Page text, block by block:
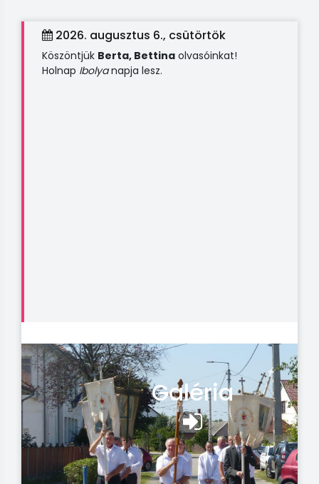
2026. augusztus 6., csütörtök
Köszöntjük Berta, Bettina olvasóinkat!
Holnap Ibolyanapja lesz.
Galéria